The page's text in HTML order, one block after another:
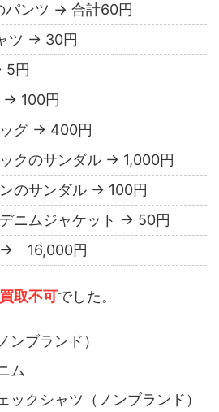
パンツ → 合計60円
ツ → 30円
5円
→ 100円
グ → 400円
クのサンダル → 1,000円
のサンダル → 100円
ニムジャケット → 50円
→ 16,000円
買取不可でした。
ンブランド）
ム
ックシャツ（ノンブランド）